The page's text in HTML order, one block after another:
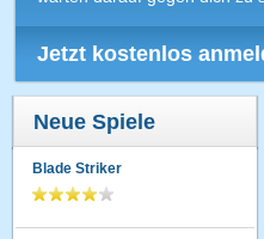
Jetzt kostenlos
Neue Spiele
Blade Striker